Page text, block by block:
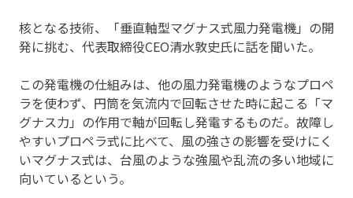
核となる技術、「垂直軸型マグナス式風力発電機」の開
発に挑む、代表取締役CEO清水敦史氏に話を聞いた。
この発電機の仕組みは、他の風力発電機のようなプロペ
ラを使わず、円筒を気流内で回転させた時に起こる「マ
グナス力」の作用で軸が回転し発電するものだ。故障し
やすいプロペラ式に比べて、風の強さの影響を受けにく
いマグナス式は、台風のような強風や乱流の多い地域に
向いているという。